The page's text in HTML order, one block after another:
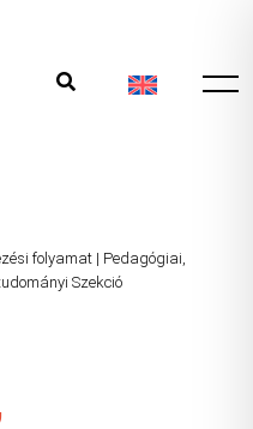
folyamat | Pedagógiai,
Szekció